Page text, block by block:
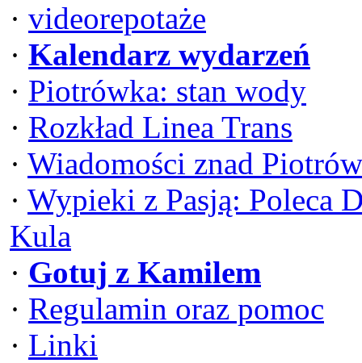
· videorepotaże
· Kalendarz wydarzeń
· Piotrówka: stan wody
· Rozkład Linea Trans
· Wiadomości znad
· Wypieki z Pasją: Poleca
Kula
· Gotuj z Kamilem
· Regulamin oraz pomoc
· Linki